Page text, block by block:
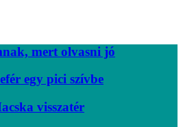
mert olvasni jó
egy pici szívbe
visszatér